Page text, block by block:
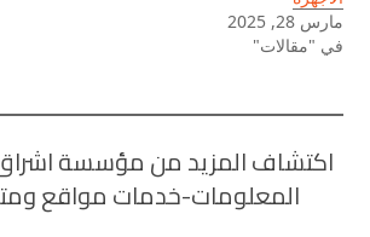
مارس 28, 2025
في "مقالات"
اكتشاف المزيد من مؤسسة اشراق
المعلومات-خدمات مواقع